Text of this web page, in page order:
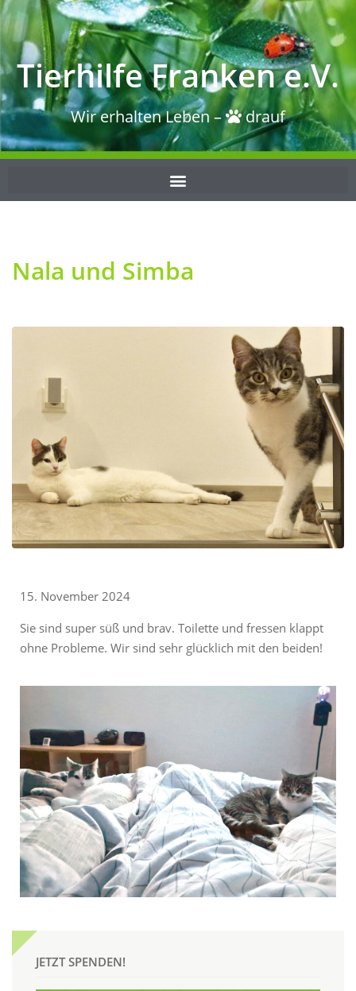
Tierhilfe Franken e.V.
Wir erhalten Leben – drauf
Nala und Simba
15. November 2024
Sie sind super süß und brav. Toilette und fressen klappt
ohne Probleme. Wir sind sehr glücklich mit den beiden!
JETZT SPENDEN!